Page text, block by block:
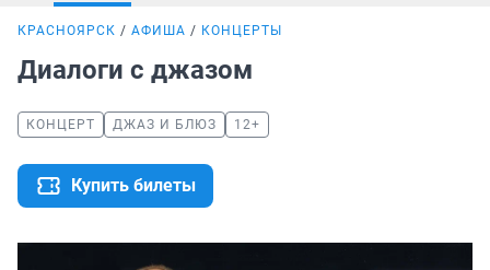
КРАСНОЯРСК АФИША КОНЦЕРТЫ
Диалоги с джазом
КОНЦЕРТ ДЖАЗ И БЛЮЗ 12+
Купить билеты